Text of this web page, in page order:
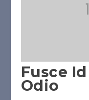
Fusce
Odio